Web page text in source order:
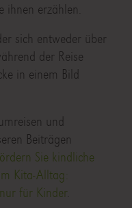
ihnen erzählen.
sich entweder über
der Reise
in einem Bild
und
Beiträgen
Sie kindliche
Kita-Alltag:
für Kinder.